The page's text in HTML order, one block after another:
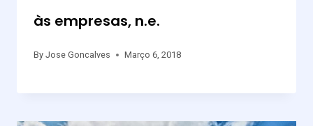
às empresas, n.e.
By Jose Goncalves Março 6, 2018